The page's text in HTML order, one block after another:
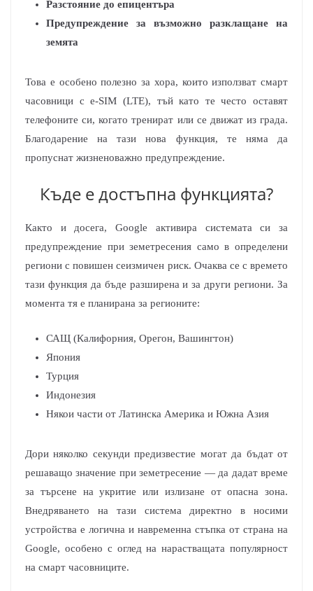
Разстояние до епицентъра
Предупреждение за възможно разклащане на
земята
Това е особено полезно за хора, които използват смарт
часовници с e-SIM (LTE), тъй като те често оставят
телефоните си, когато тренират или се движат из града.
Благодарение на тази нова функция, те няма да
пропуснат жизненоважно предупреждение.
Къде е достъпна функцията?
Както и досега, Google активира системата си за
предупреждение при земетресения само в определени
региони с повишен сеизмичен риск. Очаква се с времето
тази функция да бъде разширена и за други региони. За
момента тя е планирана за регионите:
САЩ (Калифорния, Орегон, Вашингтон)
Япония
Турция
Индонезия
Някои части от Латинска Америка и Южна Азия
Дори няколко секунди предизвестие могат да бъдат от
решаващо значение при земетресение — да дадат време
за търсене на укритие или излизане от опасна зона.
Внедряването на тази система директно в носими
устройства е логична и навременна стъпка от страна на
Google, особено с оглед на нарастващата популярност
на смарт часовниците.